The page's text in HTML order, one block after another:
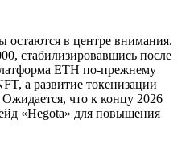
остаются в центре внимания.
стабилизировавшись после
ETH по-прежнему
а развитие токенизации
что к концу 2026
«Hegota» для повышения